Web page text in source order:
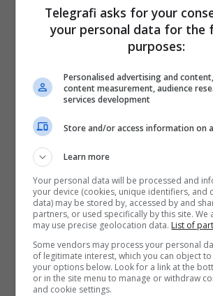
Meta Facebook Instagram
Telegrafi asks for your
your personal data for the
purposes:
Personalised advertising and
content measurement, audience
services development
Store and/or access information on
Learn more
Your personal data will be processed and
your device (cookies, unique identifiers, and
data) may be stored by, accessed by and
partners, or used specifically by this site.
may use precise geolocation data. List of
Some vendors may process your personal
of legitimate interest, which you can object
your options below. Look for a link at the
or in the site menu to manage or withdraw
and cookie settings.